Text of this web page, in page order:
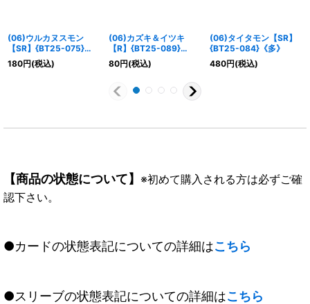
(06)ウルカヌスモン
【SR】{BT25-075}
《多》
180円(税込)
(06)カズキ＆イツキ
【R】{BT25-089}
《緑》
80円(税込)
(06)タイタモン【SR】
{BT25-084}《多》
480円(税込)
【商品の状態について】 ※初めて購入される方は必ずご確
認下さい。
●カードの状態表記についての詳細はこちら
●スリーブの状態表記についての詳細はこちら